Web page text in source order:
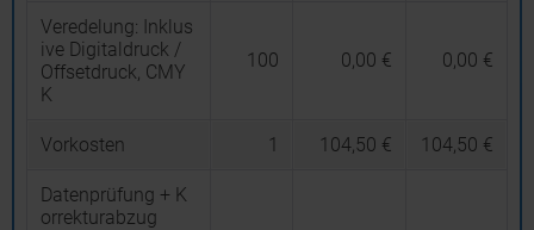
Veredelung: Inklus
ive Digitaldruck /
Offsetdruck, CMY
K
100 0,00 € 0,00 €
Vorkosten 1 104,50 € 104,50 €
Datenprüfung + K
orrekturabzug